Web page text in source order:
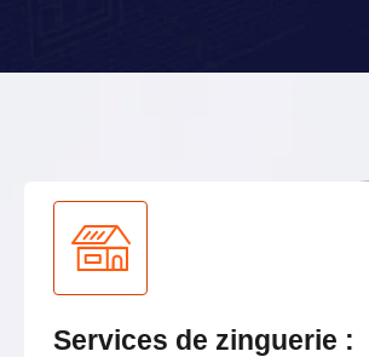
Services de zinguerie :